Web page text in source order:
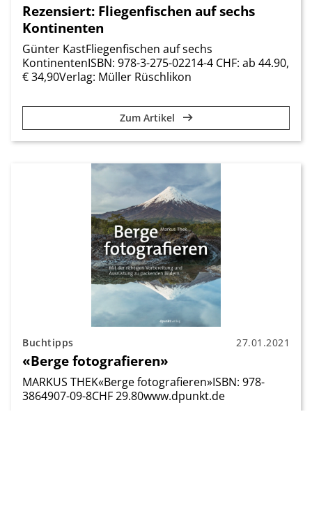
Rezensiert: Fliegenfischen auf sechs
Kontinenten
Günter KastFliegenfischen auf sechs
KontinentenISBN: 978-3-275-02214-4 CHF: ab 44.90,
€ 34,90Verlag: Müller Rüschlikon
Zum Artikel
Buchtipps 27.01.2021
«Berge fotografieren»
MARKUS THEK«Berge fotografieren»ISBN: 978-
3864907-09-8CHF 29.80www.dpunkt.de